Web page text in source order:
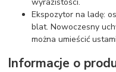
Ekspozytor na ladę:
blat. Nowoczesny
można umieścić
Informacje o